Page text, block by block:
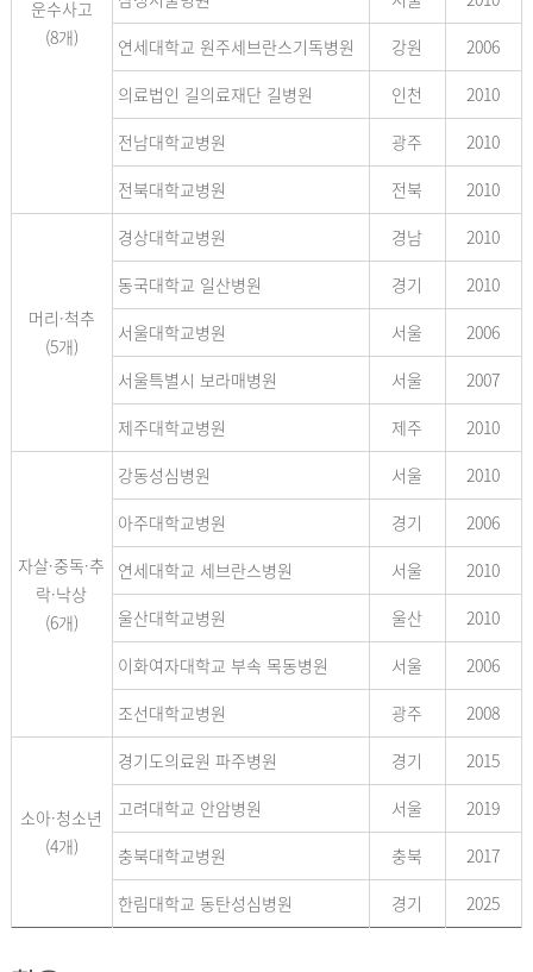
운수사고
(8개)
연세대학교 원주세브란스기독병원
강원
2006
의료법인 길의료재단 길병원
인천
2010
전남대학교병원
광주
2010
전북대학교병원
전북 2010
머리·척추
(5개)
경상대학교병원 경남
2010
동국대학교 일산병원
경기
2010
서울대학교병원
서울
2006
서울특별시 보라매병원
서울
2007
제주대학교병원
제주 2010
자살·중독·추
락·낙상
(6개)
강동성심병원 서울
2010
아주대학교병원
경기
2006
연세대학교 세브란스병원
서울
2010
울산대학교병원
울산
2010
이화여자대학교 부속 목동병원
서울
2006
조선대학교병원
광주 2008
소아·청소년
(4개)
경기도의료원 파주병원 경기
2015
고려대학교 안암병원
서울
2019
충북대학교병원
충북
2017
한림대학교 동탄성심병원
경기 2025